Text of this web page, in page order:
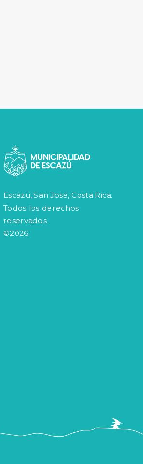
Escazú, San José, Costa Rica.
Todos los derechos
reservados